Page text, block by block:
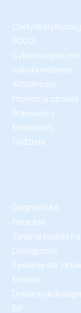
Certyfikaty/
RODO
Szkoła rodzenia
Aktualności
Promocja zdrowia
Pracownicy
Komunikaty
Oddziały
Diagnostyka
Poradnie
Zadania budżet
Dostępność
Żywienie dla
Kontakt
Deklaracja
BIP